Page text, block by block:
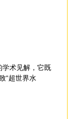
术见解，它既
“超世界水